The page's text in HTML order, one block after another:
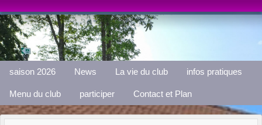
saison 2026 News La vie du club infos pratiques
Menu du club participer Contact et Plan